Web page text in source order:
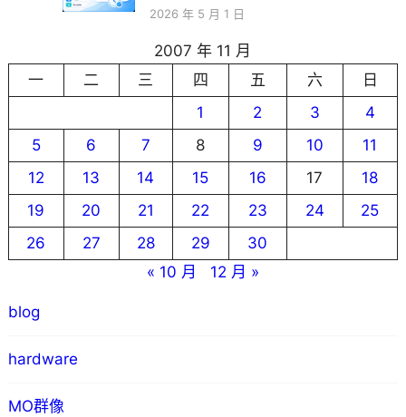
2026 年 5 月 1 日
2007 年 11 月
一
二 三 四 五 六
日
1
2 3
4
5
6 7 8 9 10
11
12
13 14 15 16 17
18
19
20 21 22 23 24
25
26
27 28 29
30
« 10 月
12 月 »
blog
hardware
MO群像